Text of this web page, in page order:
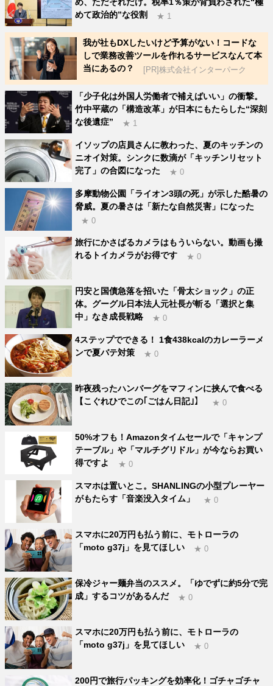
めて政治的”な役割
★ 1
我が社もDXしたいけど予算がない！コードな
しで業務改善ツールを作れるサービスなんて本
当にあるの？
[PR]株式会社インターパーク
「少子化は外国人労働者で補えばいい」の衝撃。
竹中平蔵の「構造改革」が日本にもたらした“深刻
な後遺症”
★ 1
イソップの店員さんに教わった、夏のキッチンの
ニオイ対策。シンクに数滴が「キッチンリセット
完了」の合図になった
★ 0
多摩動物公園「ライオン3頭の死」が示した酷暑の
脅威。夏の暑さは「新たな自然災害」になった
★ 0
旅行にかさばるカメラはもういらない。動画も撮
れるトイカメラがお得です
★ 0
円安と国債急落を招いた「骨太ショック」の正
体。グーグル日本法人元社長が斬る「選択と集
中」なき成長戦略
★ 0
4ステップでできる！ 1食438kcalのカレーラーメ
ンで夏バテ対策
★ 0
昨夜残ったハンバーグをマフィンに挟んで食べる
【こぐれひでこの｢ごはん日記｣】
★ 0
50%オフも！Amazonタイムセールで「キャンプ
テーブル」や「マルチグリドル」が今ならお買い
得ですよ
★ 0
スマホは置いとこ。SHANLINGの小型プレーヤー
がもたらす「音楽没入タイム」
★ 0
スマホに20万円も払う前に、モトローラの
「moto g37j」を見てほしい
★ 0
保冷ジャー麺弁当のススメ。「ゆでずに約5分で完
成」するコツがあるんだ
★ 0
スマホに20万円も払う前に、モトローラの
「moto g37j」を見てほしい
★ 0
200円で旅行パッキングを効率化！ゴチャゴチャ